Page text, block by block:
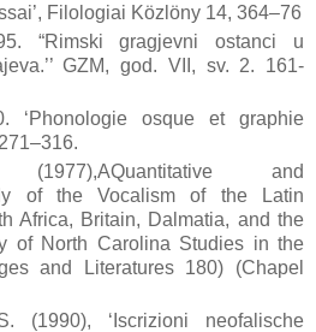
Filologiai Közlöny 14, 364–76
“Rimski gragjevni ostanci u
GZM, god. VII, sv. 2. 161-
‘Phonologie osque et graphie
(1977),AQuantitative and
of the Vocalism of the Latin
Africa, Britain, Dalmatia, and the
of North Carolina Studies in the
and Literatures 180) (Chapel
(1990), ‘Iscrizioni neofalische